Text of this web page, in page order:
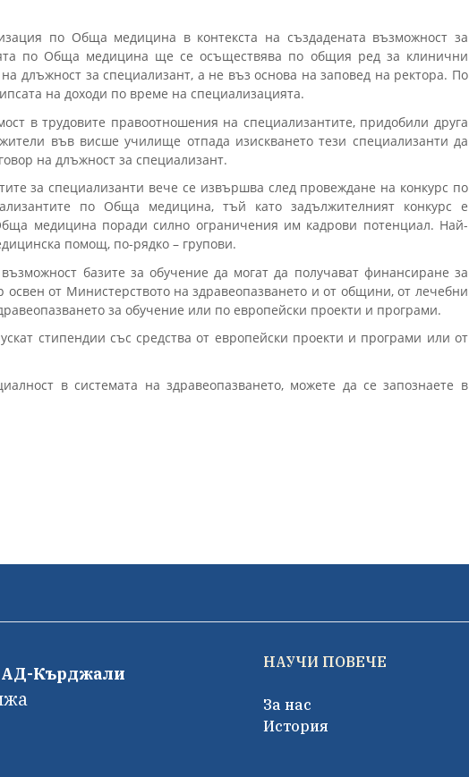
по Обща медицина в контекста на създадената възможност за
по Обща медицина ще се осъществява по общия ред за клинични
длъжност за специализант, а не въз основа на заповед на ректора. По
на доходи по време на специализацията.
в трудовите правоотношения на специализантите, придобили друга
във висше училище отпада изискването тези специализанти да
на длъжност за специализант.
за специализанти вече се извършва след провеждане на конкурс по
по Обща медицина, тъй като задължителният конкурс е
медицина поради силно ограничения им кадрови потенциал. Най-
помощ, по-рядко – групови.
базите за обучение да могат да получават финансиране за
от Министерството на здравеопазването и от общини, от лечебни
за обучение или по европейски проекти и програми.
стипендии със средства от европейски проекти и програми или от
в системата на здравеопазването, можете да се запознаете в
АД-Кърджали
НАУЧИ ПОВЕЧЕ
За нас
История